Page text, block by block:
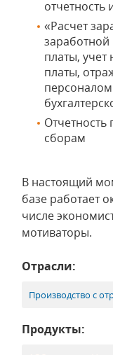
отчетность
«Расчет
заработной
платы, учет
платы,
Отчетность
сборам
В настоящий
базе работает
числе
мотиваторы.
Отрасли:
Производство с
Продукты: